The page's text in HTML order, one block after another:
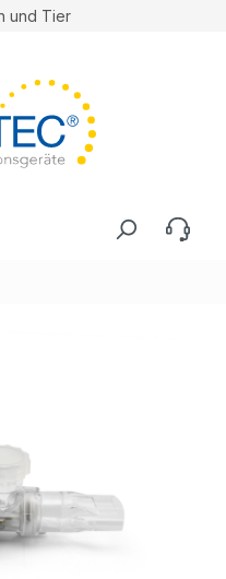
und Tier